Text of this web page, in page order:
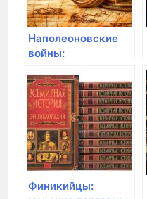
Наполеоновские
войны:
империя против
Европы
Финикийцы: